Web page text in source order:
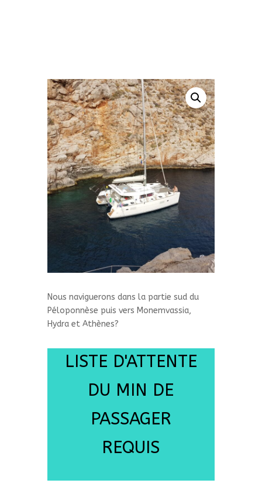
Nous naviguerons dans la partie sud du
Péloponnèse puis vers Monemvassia,
Hydra et Athènes?
LISTE D'ATTENTE
DU MIN DE
PASSAGER
REQUIS